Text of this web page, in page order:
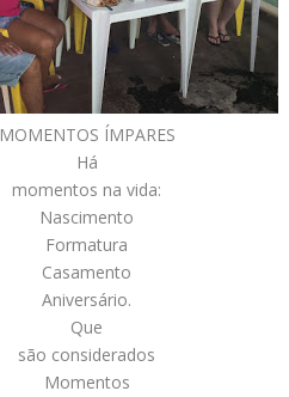
MOMENTOS ÍMPARES
Há
momentos na vida:
Nascimento
Formatura
Casamento
Aniversário.
Que
são considerados
Momentos